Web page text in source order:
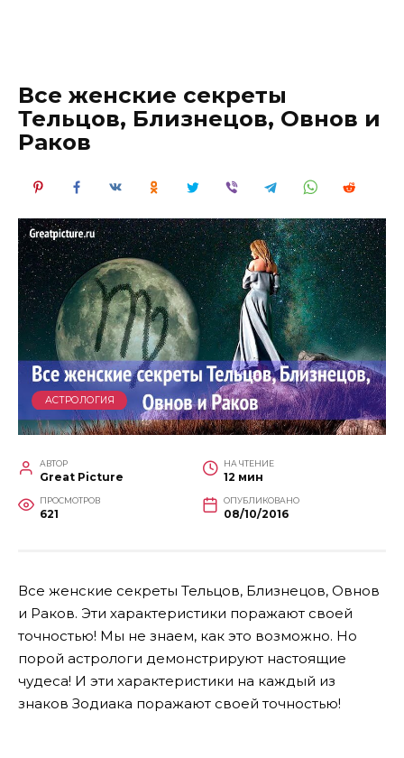
Все женские секреты
Тельцов, Близнецов, Овнов и
Раков
АСТРОЛОГИЯ
АВТОР
Great Picture
НА ЧТЕНИЕ
12 мин
ПРОСМОТРОВ
621
ОПУБЛИКОВАНО
08/10/2016
Все женские секреты Тельцов, Близнецов, Овнов
и Раков. Эти характеристики поражают своей
точностью! Мы не знаем, как это возможно. Но
порой астрологи демонстрируют настоящие
чудеса! И эти характеристики на каждый из
знаков Зодиака поражают своей точностью!